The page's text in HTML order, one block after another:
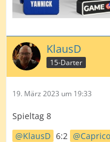
KlausD
15-Darter
19. März 2023 um 19:33
Spieltag 8
KlausD 6:2